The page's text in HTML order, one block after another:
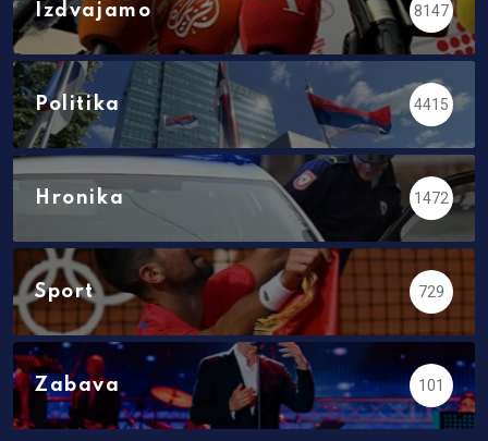
Izdvajamo 8147
Politika 4415
Hronika 1472
Sport 729
Zabava 101